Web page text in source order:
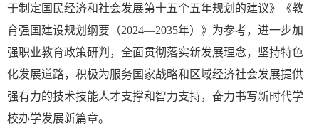
于制定国民经济和社会发展第十五个五年规划的建议》《教
育强国建设规划纲要（2024—2035年）》为参考，进一步加
强职业教育政策研判，全面贯彻落实新发展理念，坚持特色
化发展道路，积极为服务国家战略和区域经济社会发展提供
强有力的技术技能人才支撑和智力支持，奋力书写新时代学
校办学发展新篇章。